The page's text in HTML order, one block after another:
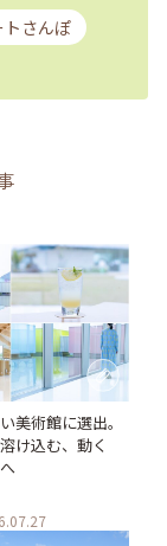
トさんぽ
美術館に選出。
け込む、動く